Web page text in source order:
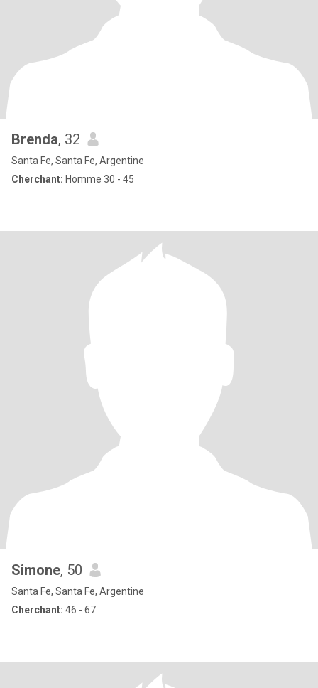
Brenda, 32
Santa Fe, Santa Fe, Argentine
Cherchant: Homme 30 - 45
Simone, 50
Santa Fe, Santa Fe, Argentine
Cherchant: 46 - 67